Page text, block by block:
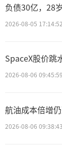
首席
能’战
精简
们以
负债30亿，28
2026-08-05 17:14:52
SpaceX股价跳
2026-08-06 09:45:59
航油成本倍增
2026-08-06 09:38:43